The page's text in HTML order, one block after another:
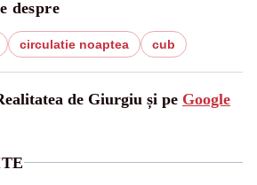
despre
circulatie noaptea cub
de Giurgiu și pe Google